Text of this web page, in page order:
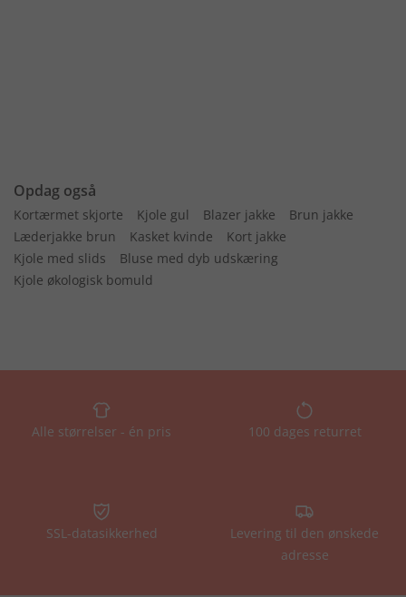
Opdag også
Kortærmet skjorte Kjole gul Blazer jakke
Brun jakke
Læderjakke brun
Kasket kvinde
Kort jakke
Kjole med slids
Bluse med dyb udskæring
Kjole økologisk bomuld
Alle størrelser - én pris 100 dages returret
SSL-datasikkerhed
Levering til den ønskede
adresse